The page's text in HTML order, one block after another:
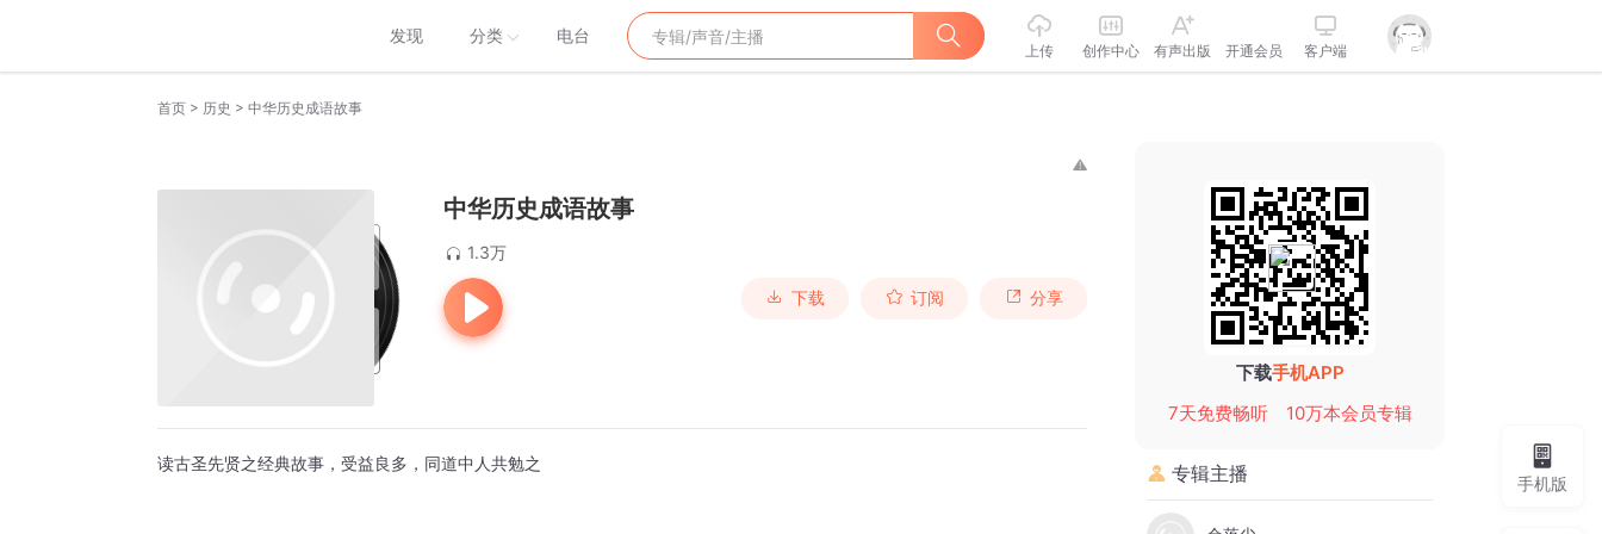
发现 分类 电台
上传 创作中心 有声出版 开通会员 客户端
首页 > 历史 > 中华历史成语故事
中华历史成语故事
1.3万
下载 订阅 分享
读古圣先贤之经典故事，受益良多，同道中人共勉之
下载手机APP
7天免费畅听
10万本会员专辑
专辑主播 手机版